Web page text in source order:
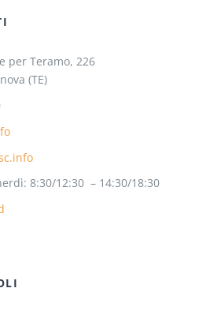
per Teramo, 226
(TE)
8:30/12:30 – 14:30/18:30